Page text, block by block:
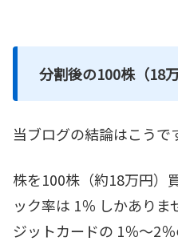
分割後の100株（18
当ブログの結論はこうで
株を100株（約18万円）
ック率は 1％ しかあり
ジットカードの 1％～2